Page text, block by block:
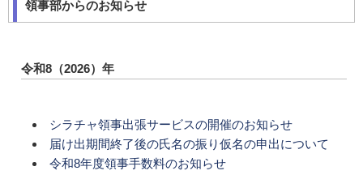
領事部からのお知らせ
令和8（2026）年
シラチャ領事出張サービスの開催のお知らせ
届け出期間終了後の氏名の振り仮名の申出について
令和8年度領事手数料のお知らせ